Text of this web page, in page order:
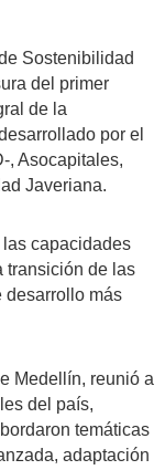
Sostenibilidad
del primer
de la
por el
, Asocapitales,
Javeriana.
capacidades
transición de las
desarrollo más
Medellín, reunió a
del país,
temáticas
adaptación